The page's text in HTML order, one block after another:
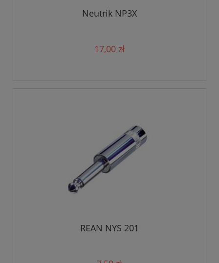
Neutrik NP3X
17,00 zł
REAN NYS 201